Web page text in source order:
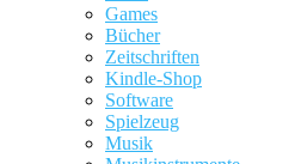
Games
Bücher
Zeitschriften
Kindle-Shop
Software
Spielzeug
Musik